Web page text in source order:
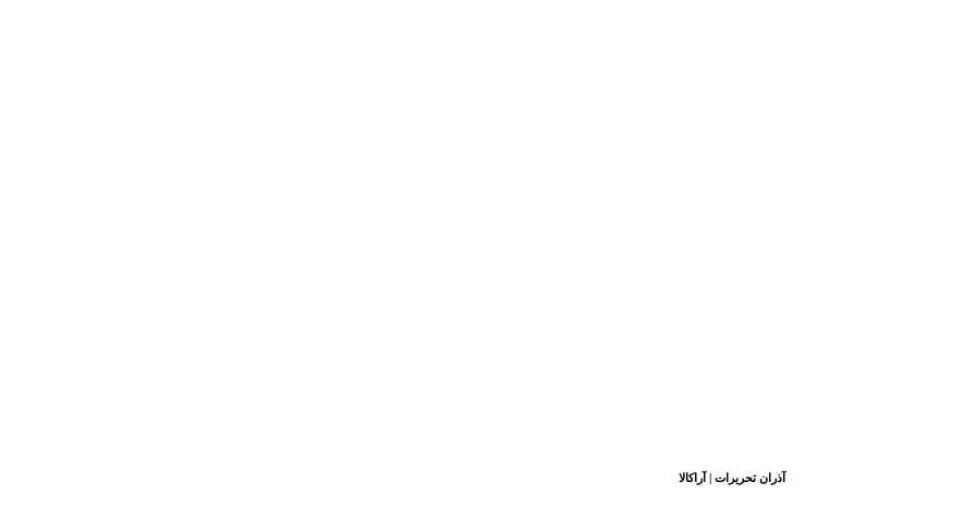
آذران تحریرات | آراکالا